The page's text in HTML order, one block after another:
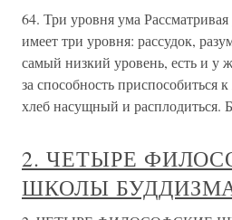
64. Три уровня ума
имеет три уровня: рассудок,
самый низкий уровень, есть и у
за способность приспособиться
хлеб насущный и расплодиться.
2. ЧЕТЫРЕ
ШКОЛЫ